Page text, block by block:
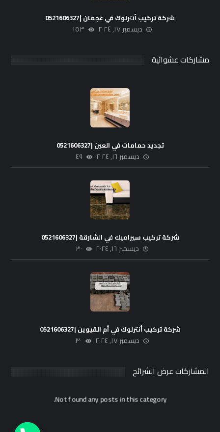
شركة تركيب أنترلوك في عجمان |0521606327
ديسمبر ١٧, ٢٠٢٤ ١٥٣
مشاركات عشوائية
تجديد حمامات في العين |0521606327
ديسمبر ١٦, ٢٠٢٤ ٤٩
شركة تركيب سيراميك في الشارقة |0521606327
ديسمبر ١٦, ٢٠٢٤ ٣٠
شركة تركيب أنترلوك في أم القيوين |0521606327
ديسمبر ١٧, ٢٠٢٤ ٣٠
المشاركات عرض الشرائح
Not found any posts in this category.